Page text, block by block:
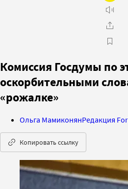
Комиссия Госдумы по
оскорбительными
«рожалке»
Ольга МамиконянРедакция
Копировать ссылку